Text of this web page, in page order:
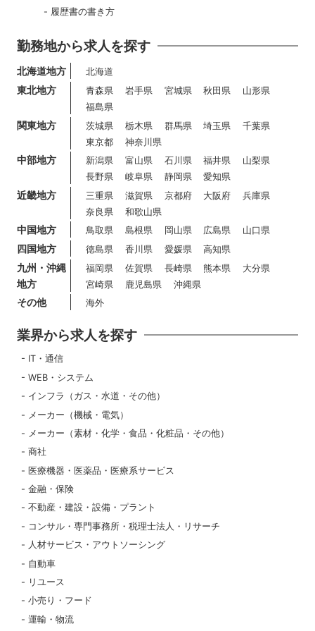
履歴書の書き方
勤務地から求人を探す
北海道地方 北海道
東北地方 青森県 岩手県 宮城県 秋田県
山形県
福島県
関東地方 茨城県 栃木県 群馬県 埼玉県
千葉県
東京都
神奈川県
中部地方 新潟県 富山県 石川県 福井県
山梨県
長野県
岐阜県 静岡県 愛知県
近畿地方 三重県 滋賀県 京都府 大阪府
兵庫県
奈良県
和歌山県
中国地方 鳥取県 島根県 岡山県 広島県 山口県
四国地方 徳島県 香川県 愛媛県 高知県
九州・沖縄
地方
福岡県 佐賀県 長崎県 熊本県
大分県
宮崎県
鹿児島県 沖縄県
その他 海外
業界から求人を探す
IT・通信
WEB・システム
インフラ（ガス・水道・その他）
メーカー（機械・電気）
メーカー（素材・化学・食品・化粧品・その他）
商社
医療機器・医薬品・医療系サービス
金融・保険
不動産・建設・設備・プラント
コンサル・専門事務所・税理士法人・リサーチ
人材サービス・アウトソーシング
自動車
リユース
小売り・フード
運輸・物流